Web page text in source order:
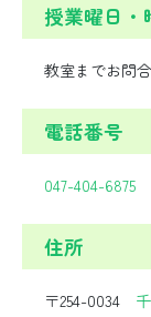
授業曜日・
教室までお問
電話番号
047-404-6875
住所
〒254-0034